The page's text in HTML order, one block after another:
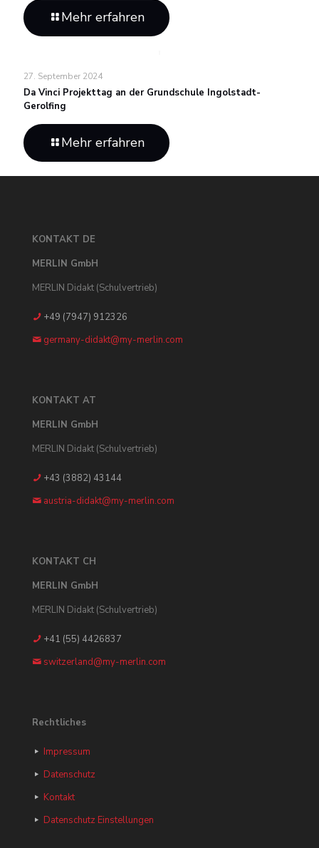
Mehr erfahren
27. September 2024
Da Vinci Projekttag an der Grundschule Ingolstadt-
Gerolfing
Mehr erfahren
KONTAKT DE
MERLIN GmbH
MERLIN Didakt (Schulvertrieb)
+49 (7947) 912326
germany-didakt@my-merlin.com
KONTAKT AT
MERLIN GmbH
MERLIN Didakt (Schulvertrieb)
+43 (3882) 43144
austria-didakt@my-merlin.com
KONTAKT CH
MERLIN GmbH
MERLIN Didakt (Schulvertrieb)
+41 (55) 4426837
switzerland@my-merlin.com
Rechtliches
Impressum
Datenschutz
Kontakt
Datenschutz Einstellungen